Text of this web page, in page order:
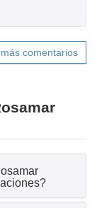
comentarios